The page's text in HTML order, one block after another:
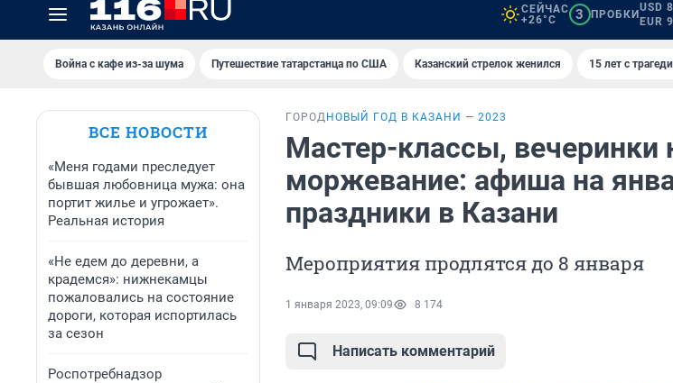
СЕЙЧАС
+26°C
3 ПРОБКИ
USD
EUR
Война с кафе из-за шума Путешествие татарстанца по США Казанский стрелок женился 15 лет с
ВСЕ НОВОСТИ
«Меня годами преследует
бывшая любовница мужа: она
портит жилье и угрожает».
Реальная история
«Не едем до деревни, а
крадемся»: нижнекамцы
пожаловались на состояние
дороги, которая испортилась
за сезон
Роспотребнадзор
ГОРОД НОВЫЙ ГОД В КАЗАНИ — 2023
Мастер-классы, вечеринки
моржевание: афиша на
праздники в Казани
Мероприятия продлятся до 8 января
1 января 2023, 09:09 8 174
Написать комментарий